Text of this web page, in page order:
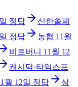
정답
신한쏠페
정답 농협 11월
비트버니 11월 12
캐시닥·타임스프
월 12일 정답
삼